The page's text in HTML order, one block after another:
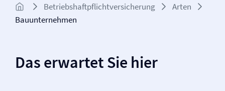
Betriebs­haftpflicht­versicherung
Arten
Bauunternehmen
Das erwartet Sie hier